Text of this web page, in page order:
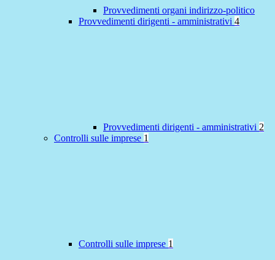
Provvedimenti organi indirizzo-politico
Provvedimenti dirigenti - amministrativi 4
Provvedimenti dirigenti - amministrativi 2
Controlli sulle imprese 1
Controlli sulle imprese 1